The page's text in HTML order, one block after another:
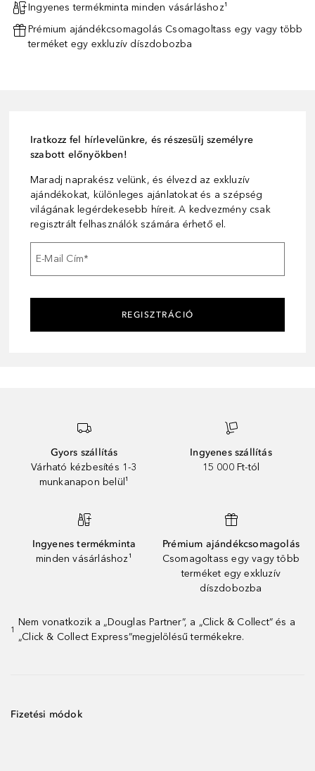
Ingyenes termékminta minden vásárláshoz¹
Prémium ajándékcsomagolás Csomagoltass egy vagy több
terméket egy exkluzív díszdobozba
Iratkozz fel hírlevelünkre, és részesülj személyre
szabott előnyökben!
Maradj naprakész velünk, és élvezd az exkluzív
ajándékokat, különleges ajánlatokat és a szépség
világának legérdekesebb híreit. A kedvezmény csak
regisztrált felhasználók számára érhető el.
E-Mail Cím*
REGISZTRÁCIÓ
Gyors szállítás
Várható kézbesítés 1-3
munkanapon belül¹
Ingyenes szállítás
15 000 Ft-tól
Ingyenes termékminta
minden vásárláshoz¹
Prémium ajándékcsomagolás
Csomagoltass egy vagy több
terméket egy exkluzív
díszdobozba
1
Nem vonatkozik a „Douglas Partner”, a „Click & Collect” és a
„Click & Collect Express”megjelölésű termékekre.
Fizetési módok